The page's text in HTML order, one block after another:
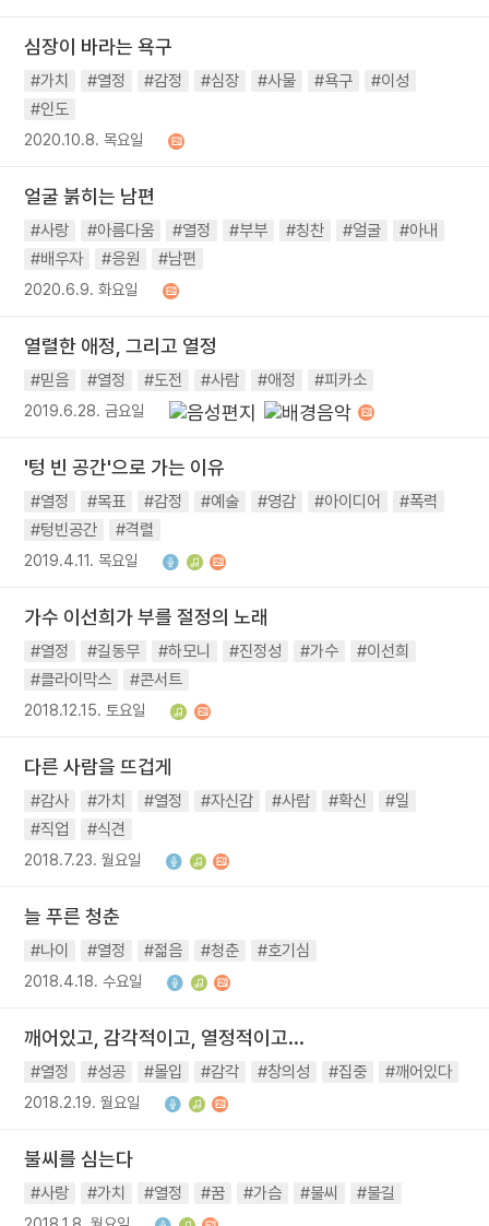
심장이 바라는 욕구
#가치 #열정 #감정 #심장 #사물 #욕구
#이성
#인도
2020.10.8. 목요일
얼굴 붉히는 남편
#사랑 #아름다움 #열정 #부부 #칭찬 #얼굴
#아내
#배우자
#응원 #남편
2020.6.9. 화요일
열렬한 애정, 그리고 열정
#믿음 #열정 #도전 #사람 #애정 #피카소
2019.6.28. 금요일
'텅 빈 공간'으로 가는 이유
#열정 #목표 #감정 #예술 #영감 #아이디어
#폭력
#텅빈공간
#격렬
2019.4.11. 목요일
가수 이선희가 부를 절정의 노래
#열정 #길동무 #하모니 #진정성 #가수
#이선희
#클라이막스
#콘서트
2018.12.15. 토요일
다른 사람을 뜨겁게
#감사 #가치 #열정 #자신감 #사람 #확신
#일
#직업
#식견
2018.7.23. 월요일
늘 푸른 청춘
#나이 #열정 #젊음 #청춘 #호기심
2018.4.18. 수요일
깨어있고, 감각적이고, 열정적이고...
#열정 #성공 #몰입 #감각 #창의성 #집중 #깨어있다
2018.2.19. 월요일
불씨를 심는다
#사랑 #가치 #열정 #꿈 #가슴 #불씨 #불길